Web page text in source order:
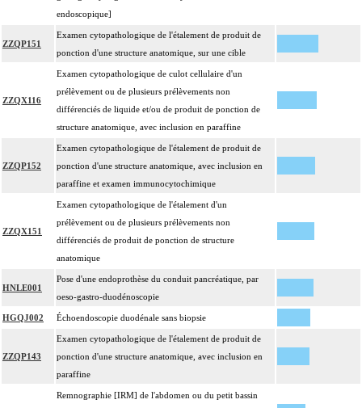
endoscopique]
ZZQP151
Examen cytopathologique de l'étalement de produit de
ponction d'une structure anatomique, sur une cible
ZZQX116
Examen cytopathologique de culot cellulaire d'un
prélèvement ou de plusieurs prélèvements non
différenciés de liquide et/ou de produit de ponction de
structure anatomique, avec inclusion en paraffine
ZZQP152
Examen cytopathologique de l'étalement de produit de
ponction d'une structure anatomique, avec inclusion en
paraffine et examen immunocytochimique
ZZQX151
Examen cytopathologique de l'étalement d'un
prélèvement ou de plusieurs prélèvements non
différenciés de produit de ponction de structure
anatomique
HNLE001
Pose d'une endoprothèse du conduit pancréatique, par
oeso-gastro-duodénoscopie
HGQJ002 Échoendoscopie duodénale sans biopsie
ZZQP143
Examen cytopathologique de l'étalement de produit de
ponction d'une structure anatomique, avec inclusion en
paraffine
Remnographie [IRM] de l'abdomen ou du petit bassin